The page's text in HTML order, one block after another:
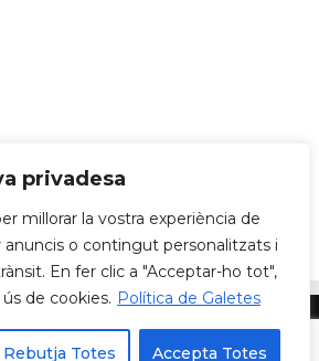
privadesa
millorar la vostra experiència de
anuncis o contingut personalitzats i
En fer clic a "Acceptar-ho tot",
de cookies. Política de Galetes
Rebutja Totes Accepta Totes
Política de cookies Avís Legal